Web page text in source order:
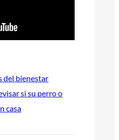
del bienestar
si su perro o
casa